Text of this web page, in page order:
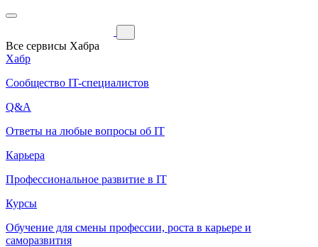
Все сервисы Хабра
Хабр
Сообщество IT-специалистов
Q&A
Ответы на любые вопросы об IT
Карьера
Профессиональное развитие в IT
Курсы
Обучение для смены профессии, роста в карьере и
саморазвития